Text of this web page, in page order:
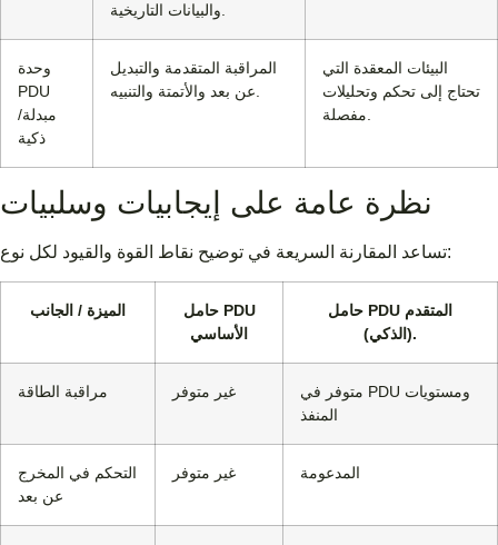
وحدة
PDU
مبدلة/
ذكية
المراقبة المتقدمة والتبديل
البيئات المعقدة التي
تحتاج إلى تحكم وتحليلات
نظرة عامة على إيجابيات وسلبيات
تساعد المقارنة السريعة في توضيح نقاط القوة والقيود لكل نوع:
الميزة / الجانب
حامل PDU
الأساسي
حامل PDU المتقدم
(الذكي).
مراقبة الطاقة غير متوفر
متوفر في PDU ومستويات
المنفذ
التحكم في المخرج
عن بعد
غير متوفر المدعومة